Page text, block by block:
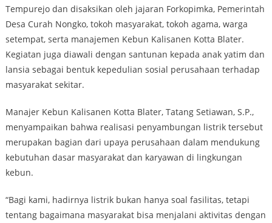
Tempurejo dan disaksikan oleh jajaran Forkopimka, Pemerintah
Desa Curah Nongko, tokoh masyarakat, tokoh agama, warga
setempat, serta manajemen Kebun Kalisanen Kotta Blater.
Kegiatan juga diawali dengan santunan kepada anak yatim dan
lansia sebagai bentuk kepedulian sosial perusahaan terhadap
masyarakat sekitar.
Manajer Kebun Kalisanen Kotta Blater, Tatang Setiawan, S.P.,
menyampaikan bahwa realisasi penyambungan listrik tersebut
merupakan bagian dari upaya perusahaan dalam mendukung
kebutuhan dasar masyarakat dan karyawan di lingkungan
kebun.
“Bagi kami, hadirnya listrik bukan hanya soal fasilitas, tetapi
tentang bagaimana masyarakat bisa menjalani aktivitas dengan